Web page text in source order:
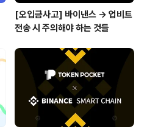
[오입금사고] 바이낸스 → 업비트
전송 시 주의해야 하는 것들